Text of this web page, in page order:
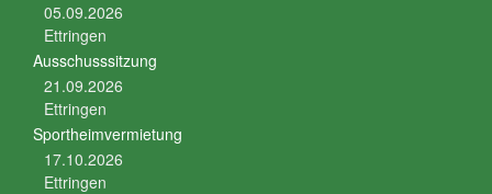
05.09.2026
Ettringen
Ausschusssitzung
21.09.2026
Ettringen
Sportheimvermietung
17.10.2026
Ettringen